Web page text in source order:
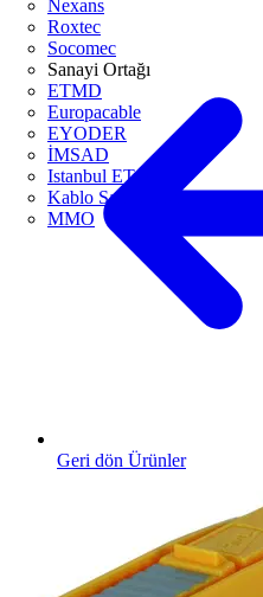
Nexans
Roxtec
Socomec
Sanayi Ortağı
ETMD
Europacable
EYODER
İMSAD
Istanbul ETO
Kablo Sanayicileri Derneği
MMO
Geri dön Ürünler